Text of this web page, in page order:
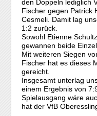
den Doppeln lediglich
Fischer gegen Patrick
Cesmeli. Damit lag
1:2 zurück.
Sowohl Etienne
gewannen beide
Mit weiteren Siegen
Fischer hat es dieses
gereicht.
Insgesamt unterlag
einem Ergebnis von
Spielausgang wäre
hat der VfB